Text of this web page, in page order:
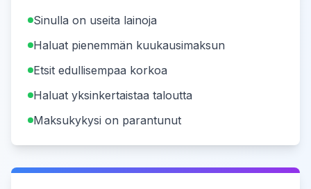
Sinulla on useita lainoja
Haluat pienemmän kuukausimaksun
Etsit edullisempaa korkoa
Haluat yksinkertaistaa taloutta
Maksukykysi on parantunut